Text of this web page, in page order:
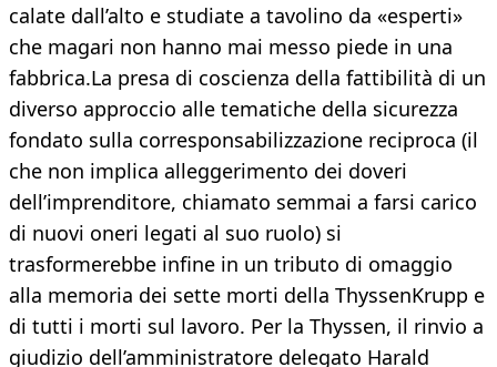
calate dall’alto e studiate a tavolino da «esperti»
che magari non hanno mai messo piede in una
fabbrica.La presa di coscienza della fattibilità di un
diverso approccio alle tematiche della sicurezza
fondato sulla corresponsabilizzazione reciproca (il
che non implica alleggerimento dei doveri
dell’imprenditore, chiamato semmai a farsi carico
di nuovi oneri legati al suo ruolo) si
trasformerebbe infine in un tributo di omaggio
alla memoria dei sette morti della ThyssenKrupp e
di tutti i morti sul lavoro. Per la Thyssen, il rinvio a
giudizio dell’amministratore delegato Harald